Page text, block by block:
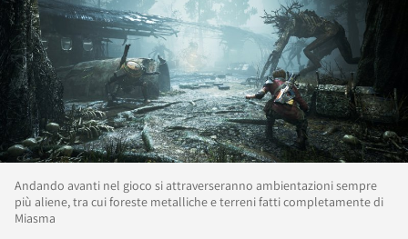
Andando avanti nel gioco si attraverseranno ambientazioni sempre
più aliene, tra cui foreste metalliche e terreni fatti completamente di
Miasma